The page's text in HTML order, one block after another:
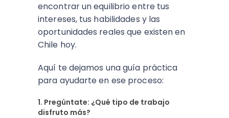
encontrar un equilibrio entre tus
intereses, tus habilidades y las
oportunidades reales que existen en
Chile hoy.
Aquí te dejamos una guía práctica
para ayudarte en ese proceso:
1. Pregúntate: ¿Qué tipo de trabajo
disfruto más?